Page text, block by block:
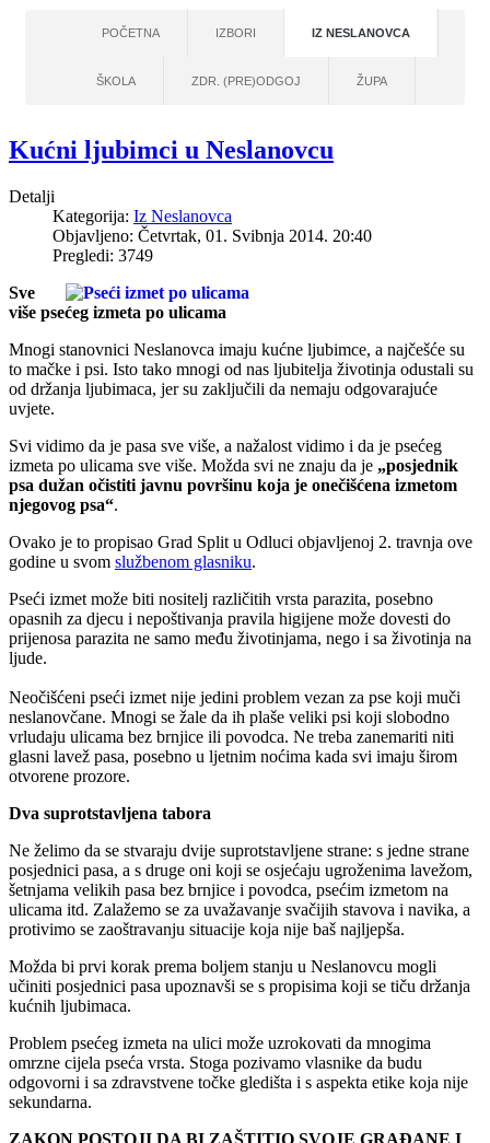
POČETNA IZBORI IZ NESLANOVCA
ŠKOLA ZDR. (PRE)ODGOJ ŽUPA
Kućni ljubimci u Neslanovcu
Detalji
Kategorija: Iz Neslanovca
Objavljeno: Četvrtak, 01. Svibnja 2014. 20:40
Pregledi: 3749
Sve
više psećeg izmeta po ulicama
Mnogi stanovnici Neslanovca imaju kućne ljubimce, a najčešće su
to mačke i psi. Isto tako mnogi od nas ljubitelja životinja odustali su
od držanja ljubimaca, jer su zaključili da nemaju odgovarajuće
uvjete.
Svi vidimo da je pasa sve više, a nažalost vidimo i da je psećeg
izmeta po ulicama sve više. Možda svi ne znaju da je „posjednik
psa dužan očistiti javnu površinu koja je onečišćena izmetom
njegovog psa“.
Ovako je to propisao Grad Split u Odluci objavljenoj 2. travnja ove
godine u svom službenom glasniku.
Pseći izmet može biti nositelj različitih vrsta parazita, posebno
opasnih za djecu i nepoštivanja pravila higijene može dovesti do
prijenosa parazita ne samo među životinjama, nego i sa životinja na
ljude.
Neočišćeni pseći izmet nije jedini problem vezan za pse koji muči
neslanovčane. Mnogi se žale da ih plaše veliki psi koji slobodno
vrludaju ulicama bez brnjice ili povodca. Ne treba zanemariti niti
glasni lavež pasa, posebno u ljetnim noćima kada svi imaju širom
otvorene prozore.
Dva suprotstavljena tabora
Ne želimo da se stvaraju dvije suprotstavljene strane: s jedne strane
posjednici pasa, a s druge oni koji se osjećaju ugroženima lavežom,
šetnjama velikih pasa bez brnjice i povodca, psećim izmetom na
ulicama itd. Zalažemo se za uvažavanje svačijih stavova i navika, a
protivimo se zaoštravanju situacije koja nije baš najljepša.
Možda bi prvi korak prema boljem stanju u Neslanovcu mogli
učiniti posjednici pasa upoznavši se s propisima koji se tiču držanja
kućnih ljubimaca.
Problem psećeg izmeta na ulici može uzrokovati da mnogima
omrzne cijela pseća vrsta. Stoga pozivamo vlasnike da budu
odgovorni i sa zdravstvene točke gledišta i s aspekta etike koja nije
sekundarna.
ZAKON POSTOJI DA BI ZAŠTITIO SVOJE GRAĐANE I